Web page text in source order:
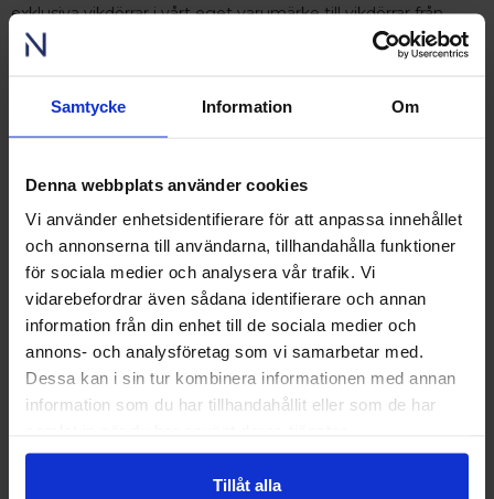
Samtycke Information Om
Denna webbplats använder cookies
Vi använder enhetsidentifierare för att anpassa innehållet
och annonserna till användarna, tillhandahålla funktioner
för sociala medier och analysera vår trafik. Vi
vidarebefordrar även sådana identifierare och annan
information från din enhet till de sociala medier och
annons- och analysföretag som vi samarbetar med.
Dessa kan i sin tur kombinera informationen med annan
information som du har tillhandahållit eller som de har
Tillåt alla
exklusiva vikdörrar i vårt eget varumärke till vikdörrar från
Schüco.
Besök våra utställningar
Ängelholm
Nordens största fönsterutställning
finns på Lagegatan 24 i Ängelholm
Se video från vårt showroom
Stockholm
hos Victrix inredarna.
Ranhammarsvägen 20E